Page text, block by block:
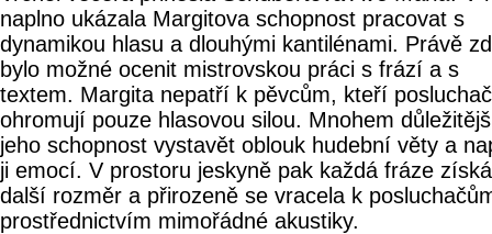
naplno ukázala Margitova schopnost pracovat s
dynamikou hlasu a dlouhými kantilénami. Právě
bylo možné ocenit mistrovskou práci s frází a s
textem. Margita nepatří k pěvcům, kteří
ohromují pouze hlasovou silou. Mnohem
jeho schopnost vystavět oblouk hudební věty a
ji emocí. V prostoru jeskyně pak každá fráze
další rozměr a přirozeně se vracela k
prostřednictvím mimořádné akustiky.